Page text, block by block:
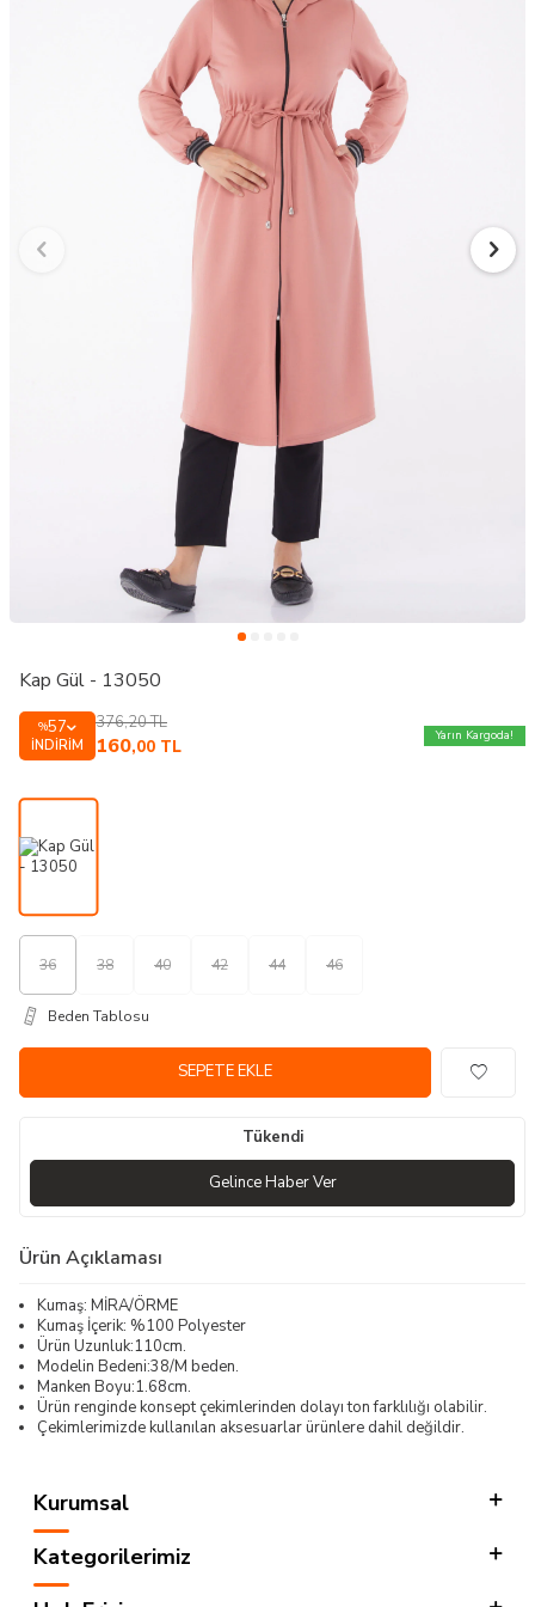
Kap Gül - 13050
%57
İNDIRIM
376,20TL
160,00 TL
Yarın Kargoda!
36 38 40 42 44 46
Beden Tablosu
SEPETE EKLE
Tükendi
Gelince Haber Ver
Ürün Açıklaması
Kumaş: MİRA/ÖRME
Kumaş İçerik: %100 Polyester
Ürün Uzunluk:110cm.
Modelin Bedeni:38/M beden.
Manken Boyu:1.68cm.
Ürün renginde konsept çekimlerinden dolayı ton farklılığı olabilir.
Çekimlerimizde kullanılan aksesuarlar ürünlere dahil değildir.
Kurumsal
Kategorilerimiz